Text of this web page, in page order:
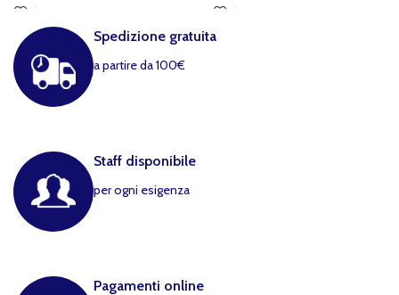
Spedizione gratuita
a partire da 100€
Staff disponibile
per ogni esigenza
Pagamenti online